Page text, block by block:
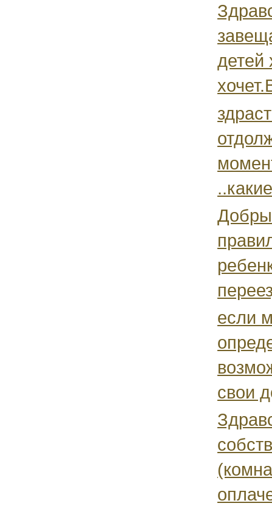
детей
если
свои